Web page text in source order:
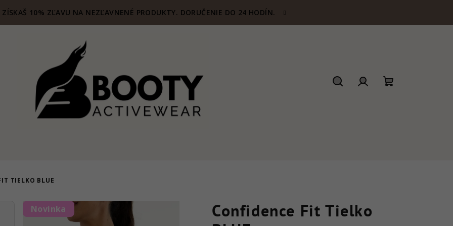
10% ZĽAVU NA NEZĽAVNENÉ PRODUKTY. DORUČENIE DO 24 HODÍN.
TIELKO BLUE
Confidence Fit Tielko
Novinka